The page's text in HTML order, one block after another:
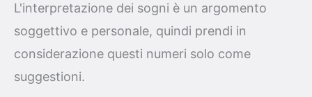
L'interpretazione dei sogni è un argomento
soggettivo e personale, quindi prendi in
considerazione questi numeri solo come
suggestioni.